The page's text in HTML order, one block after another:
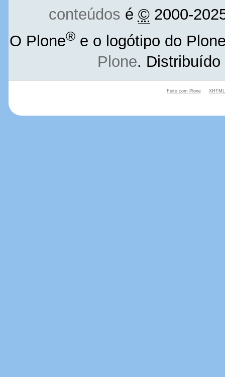
conteúdos é ©2000-
O Plone® e o logótipo do
Plone.
Feito com Plone